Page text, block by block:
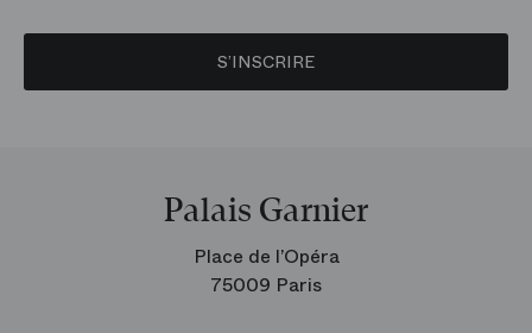
S’INSCRIRE
Palais Garnier
Place de l’Opéra
75009 Paris